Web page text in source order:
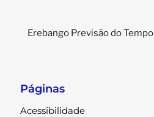
Erebango Previsão do Tempo
Páginas
Acessibilidade